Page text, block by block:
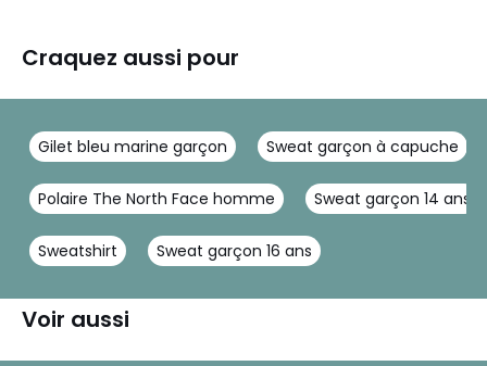
Craquez aussi pour
Gilet bleu marine garçon Sweat garçon à capuche
Polaire The North Face homme Sweat garçon 14 ans
Sweatshirt Sweat garçon 16 ans
Voir aussi